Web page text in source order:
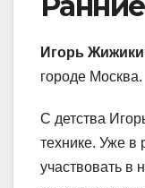
Игорь
городе Москва.
С детства
технике. Уже в
участвовать в